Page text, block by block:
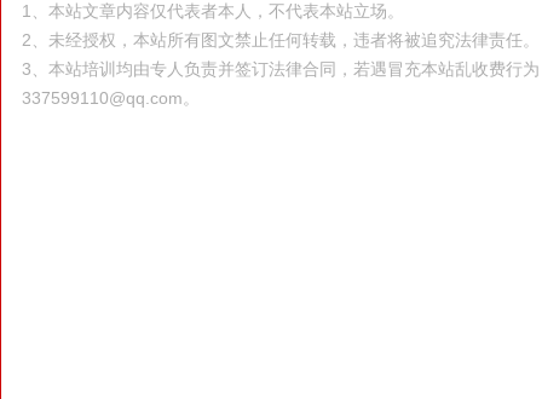
1、本站文章内容仅代表者本人，不代表本站立场。
2、未经授权，本站所有图文禁止任何转载，违者将被追究法律责任。
3、本站培训均由专人负责并签订法律合同，若遇冒充本站乱收费行
337599110@qq.com。